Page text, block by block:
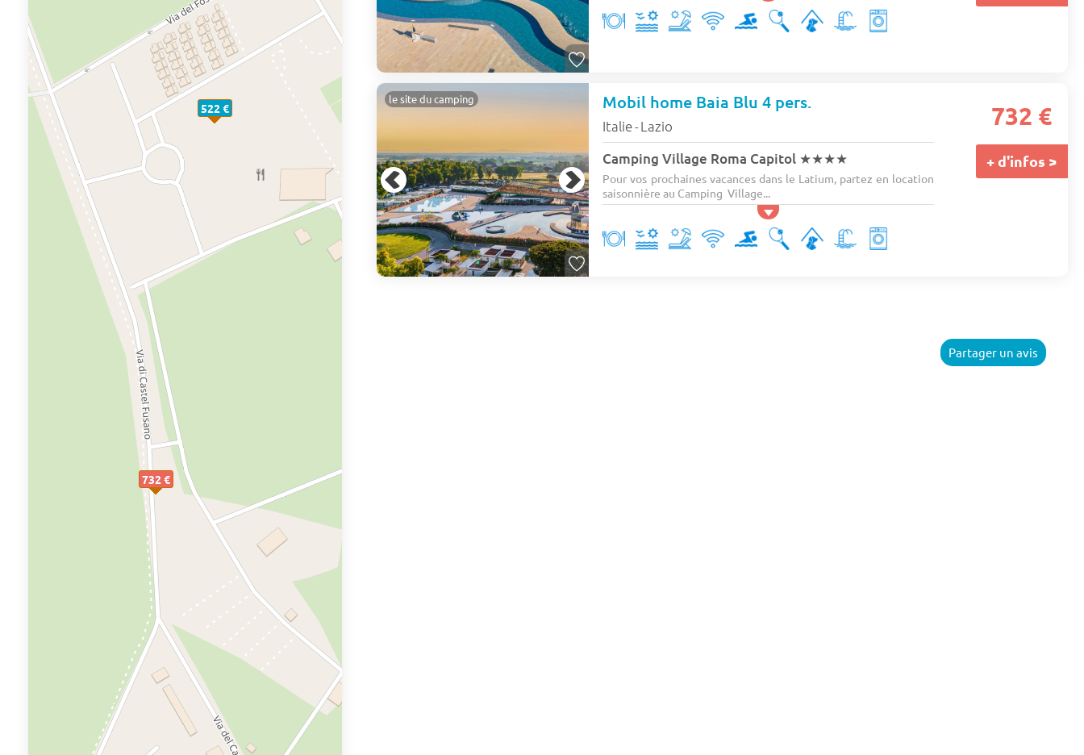
522 €
732 €
le site du camping Mobil home Baia Blu 4 pers.
Italie- Lazio
Camping Village Roma Capitol ★★★★
Pour vos prochaines vacances dans le Latium, partez en location
saisonnière au Camping Village...
732 €
+ d'infos >
Partager un avis